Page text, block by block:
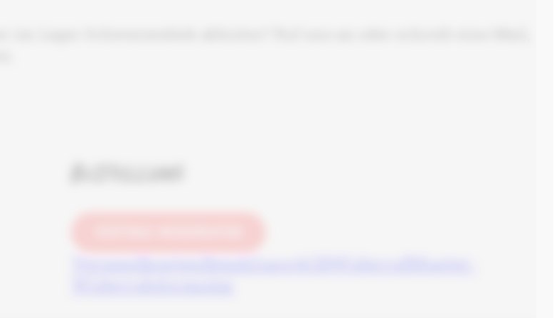
Lager Schwarzenbek abholen? Ruf uns an oder schreib eine Mail,
Bestellung